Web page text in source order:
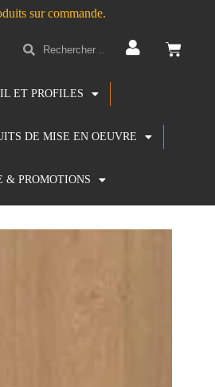
sur commande.
ET PROFILES
DE MISE EN OEUVRE
& PROMOTIONS